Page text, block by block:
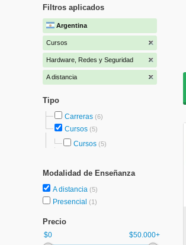
Filtros aplicados
Argentina
Cursos
Hardware, Redes y Seguridad
A distancia
Tipo
Carreras (6)
Cursos (5)
Cursos (5)
Modalidad de Enseñanza
A distancia (5)
Presencial (1)
Precio
$0 $50.000+